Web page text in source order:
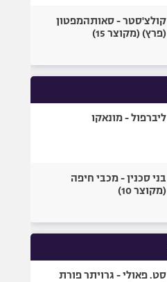
קולצ'סטר - סאותהמפטון
(פרץ) (מקוצר 15)
ליברפול - מונאקו
בני סכנין - מכבי חיפה
(מקוצר 10)
סט. פאולי - גרויתר פורת